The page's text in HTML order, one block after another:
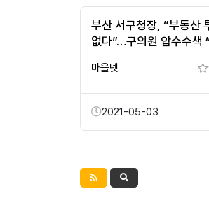
부산 서구청장, “부동산
없다”…구의원 압수수색
마을넷
2021-05-03